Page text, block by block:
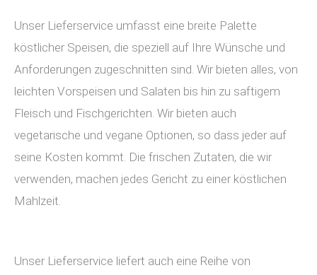
Unser Lieferservice umfasst eine breite Palette
köstlicher Speisen, die speziell auf Ihre Wünsche und
Anforderungen zugeschnitten sind. Wir bieten alles, von
leichten Vorspeisen und Salaten bis hin zu saftigem
Fleisch und Fischgerichten. Wir bieten auch
vegetarische und vegane Optionen, so dass jeder auf
seine Kosten kommt. Die frischen Zutaten, die wir
verwenden, machen jedes Gericht zu einer köstlichen
Mahlzeit.
Unser Lieferservice liefert auch eine Reihe von